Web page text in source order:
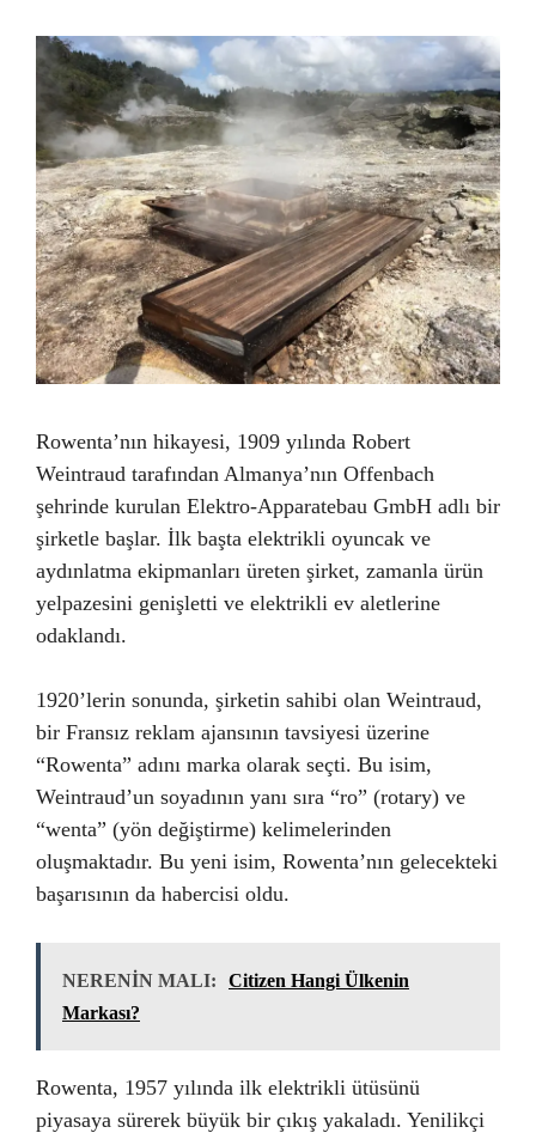
Rowenta’nın hikayesi, 1909 yılında Robert
Weintraud tarafından Almanya’nın Offenbach
şehrinde kurulan Elektro-Apparatebau GmbH adlı bir
şirketle başlar. İlk başta elektrikli oyuncak ve
aydınlatma ekipmanları üreten şirket, zamanla ürün
yelpazesini genişletti ve elektrikli ev aletlerine
odaklandı.
1920’lerin sonunda, şirketin sahibi olan Weintraud,
bir Fransız reklam ajansının tavsiyesi üzerine
“Rowenta” adını marka olarak seçti. Bu isim,
Weintraud’un soyadının yanı sıra “ro” (rotary) ve
“wenta” (yön değiştirme) kelimelerinden
oluşmaktadır. Bu yeni isim, Rowenta’nın gelecekteki
başarısının da habercisi oldu.
NERENİN MALI:
Citizen Hangi Ülkenin
Markası?
Rowenta, 1957 yılında ilk elektrikli ütüsünü
piyasaya sürerek büyük bir çıkış yakaladı. Yenilikçi